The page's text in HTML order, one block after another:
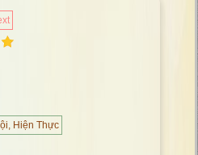
Hiện Thực